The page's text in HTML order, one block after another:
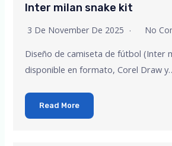
Inter milan snake kit
3 De November De 2025 No
Diseño de camiseta de fútbol (Inter
disponible en formato, Corel Draw
Read More